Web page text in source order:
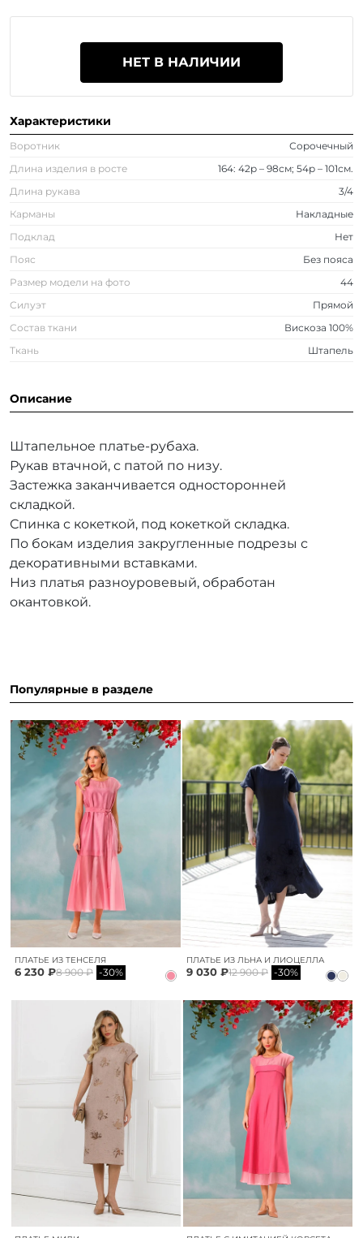
НЕТ В НАЛИЧИИ
Характеристики
Воротник
Сорочечный
Длина изделия в росте
164: 42р – 98см; 54р – 101см.
Длина рукава
3/4
Карманы
Накладные
Подклад
Нет
Пояс
Без пояса
Размер модели на фото
44
Силуэт
Прямой
Состав ткани
Вискоза 100%
Ткань
Штапель
Описание
Штапельное платье-рубаха.
Рукав втачной, с патой по низу.
Застежка заканчивается односторонней
складкой.
Спинка с кокеткой, под кокеткой складка.
По бокам изделия закругленные подрезы с
декоративными вставками.
Низ платья разноуровевый, обработан
окантовкой.
Популярные в разделе
ПЛАТЬЕ ИЗ ТЕНСЕЛЯ
6 230 ₽8 900 ₽ -30%
ПЛАТЬЕ ИЗ ЛЬНА И ЛИОЦЕЛЛА
9 030 ₽12 900 ₽ -30%